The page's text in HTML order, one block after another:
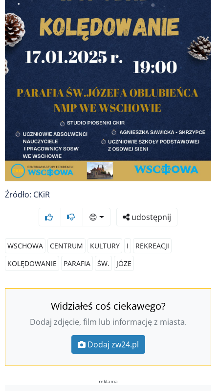
Źródło: CKiR
😊 udostępnij
WSCHOWA CENTRUM KULTURY I
REKREACJI
KOLĘDOWANIE
PARAFIA ŚW. JÓZE
Widziałeś coś ciekawego?
Dodaj zdjęcie, film lub informację z miasta.
Dodaj zw24.pl
reklama